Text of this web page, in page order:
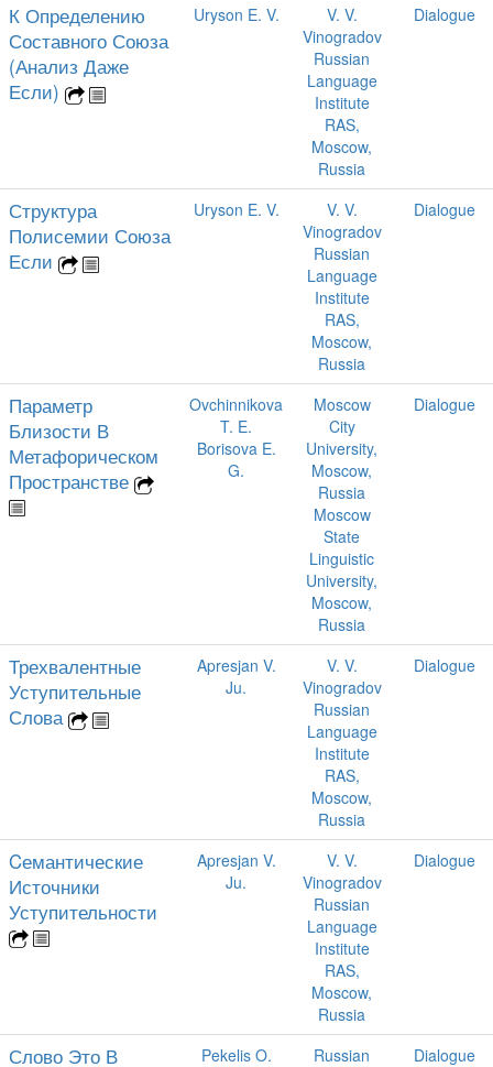
К Определению
Составного Союза
(Анализ Даже
Если)
Uryson E. V.
V. V.
Vinogradov
Russian
Language
Institute
RAS,
Moscow,
Russia
Dialogue
Структура
Полисемии Союза
Если
Uryson E. V.
V. V.
Vinogradov
Russian
Language
Institute
RAS,
Moscow,
Russia
Dialogue
Параметр
Близости В
Метафорическом
Пространстве
Ovchinnikova
T. E.
Borisova E.
G.
Moscow
City
University,
Moscow,
Russia
Moscow
State
Linguistic
University,
Moscow,
Russia
Dialogue
Трехвалентные
Уступительные
Слова
Apresjan V.
Ju.
V. V.
Vinogradov
Russian
Language
Institute
RAS,
Moscow,
Russia
Dialogue
Cемантические
Источники
Уступительности
Apresjan V.
Ju.
V. V.
Vinogradov
Russian
Language
Institute
RAS,
Moscow,
Russia
Dialogue
Слово Это В Pekelis O.
Russian
Dialogue